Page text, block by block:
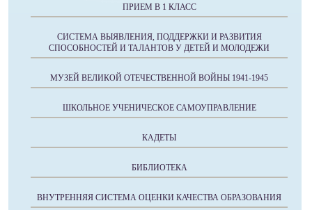
ПРИЕМ В 1 КЛАСС
СИСТЕМА ВЫЯВЛЕНИЯ, ПОДДЕРЖКИ И РАЗВИТИЯ
СПОСОБНОСТЕЙ И ТАЛАНТОВ У ДЕТЕЙ И МОЛОДЕЖИ
МУЗЕЙ ВЕЛИКОЙ ОТЕЧЕСТВЕННОЙ ВОЙНЫ 1941-1945
ШКОЛЬНОЕ УЧЕНИЧЕСКОЕ САМОУПРАВЛЕНИЕ
КАДЕТЫ
БИБЛИОТЕКА
ВНУТРЕННЯЯ СИСТЕМА ОЦЕНКИ КАЧЕСТВА ОБРАЗОВАНИЯ